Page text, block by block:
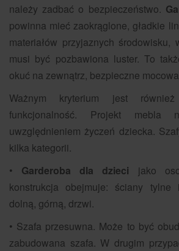
należy zadbać o bezpieczeństwo.
powinna mieć zaokrąglone, gładkie
materiałów przyjaznych środowisku,
musi być pozbawiona luster. To
okuć na zewnątrz, bezpieczne
Ważnym kryterium jest
funkcjonalność. Projekt mebla
uwzględnieniem życzeń dziecka.
kilka kategorii.
• Garderoba dla dzieci jako
konstrukcja obejmuje: ściany tylne
dolną, górną, drzwi.
• Szafa przesuwna. Może to być
zabudowana szafa. W drugim